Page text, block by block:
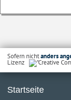
Sofern nichtanders
Lizenz
Startseite